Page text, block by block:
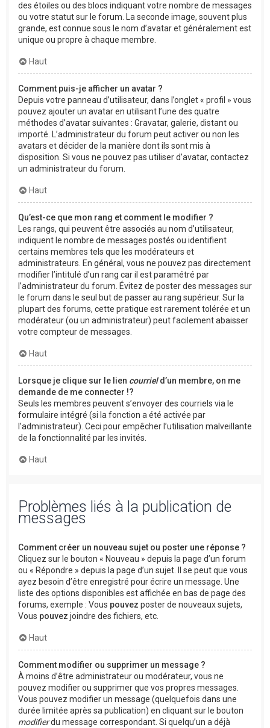
des étoiles ou des blocs indiquant votre nombre de messages
ou votre statut sur le forum. La seconde image, souvent plus
grande, est connue sous le nom d’avatar et généralement est
unique ou propre à chaque membre.
Haut
Comment puis-je afficher un avatar ?
Depuis votre panneau d’utilisateur, dans l’onglet « profil » vous
pouvez ajouter un avatar en utilisant l’une des quatre
méthodes d’avatar suivantes : Gravatar, galerie, distant ou
importé. L’administrateur du forum peut activer ou non les
avatars et décider de la manière dont ils sont mis à
disposition. Si vous ne pouvez pas utiliser d’avatar, contactez
un administrateur du forum.
Haut
Qu’est-ce que mon rang et comment le modifier ?
Les rangs, qui peuvent être associés au nom d’utilisateur,
indiquent le nombre de messages postés ou identifient
certains membres tels que les modérateurs et
administrateurs. En général, vous ne pouvez pas directement
modifier l’intitulé d’un rang car il est paramétré par
l’administrateur du forum. Évitez de poster des messages sur
le forum dans le seul but de passer au rang supérieur. Sur la
plupart des forums, cette pratique est rarement tolérée et un
modérateur (ou un administrateur) peut facilement abaisser
votre compteur de messages.
Haut
Lorsque je clique sur le lien courrield’un membre, on me
demande de me connecter !?
Seuls les membres peuvent s’envoyer des courriels via le
formulaire intégré (si la fonction a été activée par
l’administrateur). Ceci pour empêcher l’utilisation malveillante
de la fonctionnalité par les invités.
Haut
Problèmes liés à la publication de
messages
Comment créer un nouveau sujet ou poster une réponse ?
Cliquez sur le bouton « Nouveau » depuis la page d’un forum
ou « Répondre » depuis la page d’un sujet. Il se peut que vous
ayez besoin d’être enregistré pour écrire un message. Une
liste des options disponibles est affichée en bas de page des
forums, exemple : Vous pouvez poster de nouveaux sujets,
Vous pouvez joindre des fichiers, etc.
Haut
Comment modifier ou supprimer un message ?
À moins d’être administrateur ou modérateur, vous ne
pouvez modifier ou supprimer que vos propres messages.
Vous pouvez modifier un message (quelquefois dans une
durée limitée après sa publication) en cliquant sur le bouton
modifierdu message correspondant. Si quelqu’un a déjà